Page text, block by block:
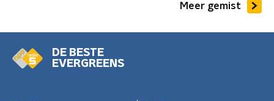
Meer gemist
DE BESTE
EVERGREENS